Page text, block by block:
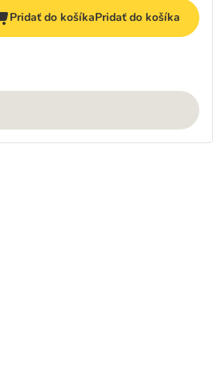
Pridať do košíkaPridať do košíka